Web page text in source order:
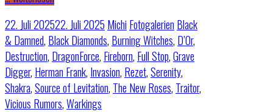
22. Juli 202522. Juli 2025 Michi Fotogalerien Black
& Damned, Black Diamonds, Burning Witches, D’Or,
Destruction, DragonForce, Fireborn, Full Stop,Grave
Digger, Herman Frank, Invasion, Rezet,Serenity,
Shakra,Source of Levitation, The New Roses, Traitor,
Vicious Rumors,Warkings